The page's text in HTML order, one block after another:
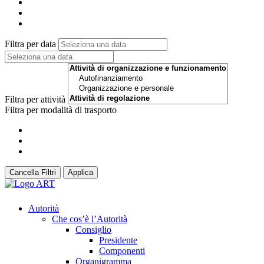
Filtra per data
Filtra per attività
Filtra per modalità di trasporto
Cancella Filtri Applica
Autorità
Che cos’è l’Autorità
Consiglio
Presidente
Componenti
Organigramma